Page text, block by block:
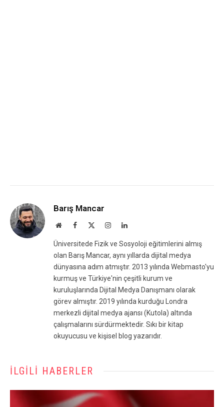
Barış Mancar
WebsiteFacebook InstagramLinkedIn
Üniversitede Fizik ve Sosyoloji eğitimlerini almış
olan Barış Mancar, aynı yıllarda dijital medya
dünyasına adım atmıştır. 2013 yılında Webmasto'yu
kurmuş ve Türkiye'nin çeşitli kurum ve
kuruluşlarında Dijital Medya Danışmanı olarak
görev almıştır. 2019 yılında kurduğu Londra
merkezli dijital medya ajansı (Kutola) altında
çalışmalarını sürdürmektedir. Sıkı bir kitap
okuyucusu ve kişisel blog yazarıdır.
İLGILI HABERLER